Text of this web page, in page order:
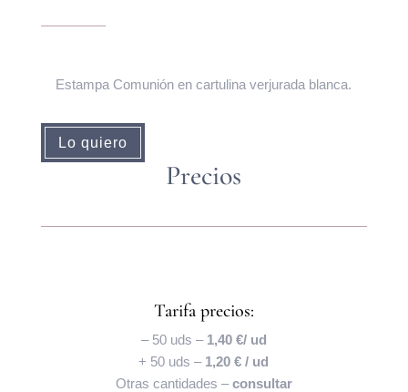
Estampa Comunión en cartulina verjurada blanca.
Lo quiero
Precios
Tarifa precios:
– 50 uds – 1,40 €/ ud
+ 50 uds – 1,20 € / ud
Otras cantidades –consultar